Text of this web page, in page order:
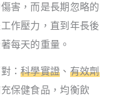
害，而是長期忽略的
作壓力，直到年長後
每天的重量。
：科學實證 、 有效劑
保健食品，均衡飲